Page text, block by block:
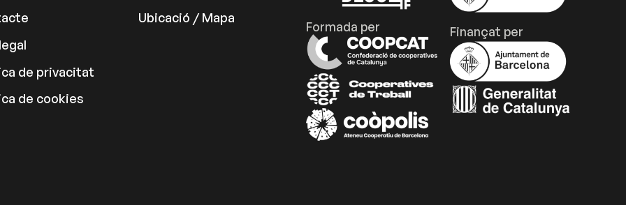
de privacitat
de cookies
Ubicació / Mapa
Formada per Finançat per